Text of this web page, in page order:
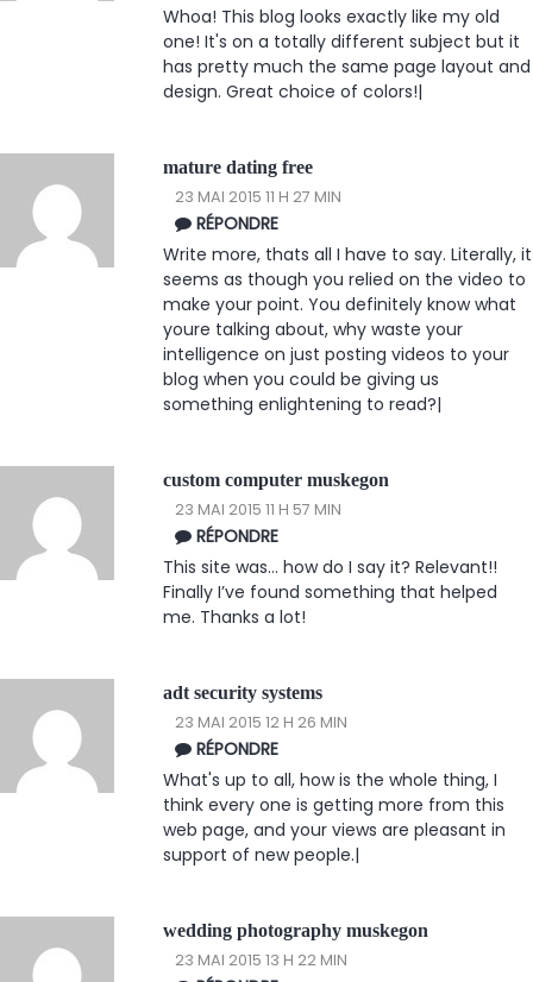
Whoa! This blog looks exactly like my old
one! It's on a totally different subject but it
has pretty much the same page layout and
design. Great choice of colors!|
mature dating free
23 MAI 2015 11 H 27 MIN
RÉPONDRE
Write more, thats all I have to say. Literally, it
seems as though you relied on the video to
make your point. You definitely know what
youre talking about, why waste your
intelligence on just posting videos to your
blog when you could be giving us
something enlightening to read?|
custom computer muskegon
23 MAI 2015 11 H 57 MIN
RÉPONDRE
This site was… how do I say it? Relevant!!
Finally I’ve found something that helped
me. Thanks a lot!
adt security systems
23 MAI 2015 12 H 26 MIN
RÉPONDRE
What's up to all, how is the whole thing, I
think every one is getting more from this
web page, and your views are pleasant in
support of new people.|
wedding photography muskegon
23 MAI 2015 13 H 22 MIN